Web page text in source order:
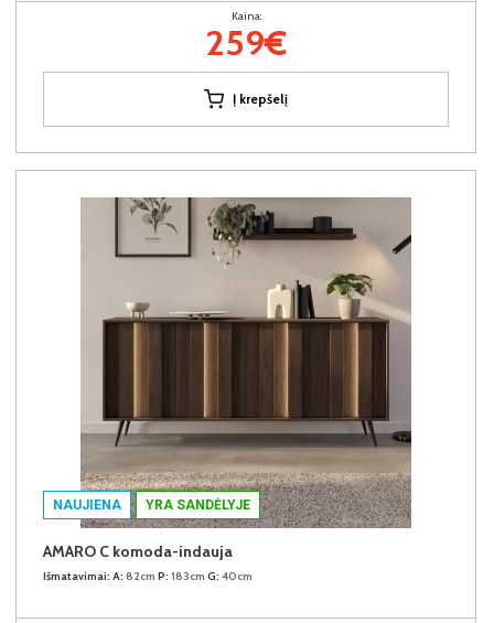
Kaina:
259€
Į krepšelį
NAUJIENA YRA SANDĖLYJE
AMARO C komoda-indauja
Išmatavimai: A: 82cm P: 183cm G: 40cm